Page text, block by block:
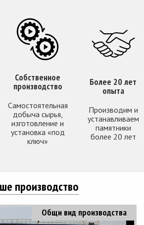
Собственное
производство
Самостоятельная
добыча сырья,
изготовление и
установка «под
ключ»
Более 20 лет
опыта
Производим и
устанавливаем
памятники
более 20 лет
производство
Общи вид производства